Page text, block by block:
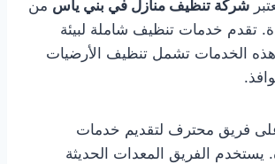
شركة تنظيف منازل في بني ياس من
تقدم خدمات تنظيف شاملة لبيئة
الخدمات تشمل تنظيف الأرضيات
فريق محترف لتقديم خدمات
يستخدم الفريق المعدات الحديثة